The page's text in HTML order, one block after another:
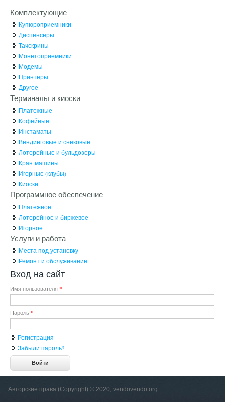
Комплектующие
Купюроприемники
Диспенсеры
Тачскрины
Монетоприемники
Модемы
Принтеры
Другое
Терминалы и киоски
Платежные
Кофейные
Инстаматы
Вендинговые и снековые
Лотерейные и бульдозеры
Кран-машины
Игорные (клубы)
Киоски
Программное обеспечение
Платежное
Лотерейное и биржевое
Игорное
Услуги и работа
Места под установку
Ремонт и обслуживание
Вход на сайт
Имя пользователя *
Пароль *
Регистрация
Забыли пароль?
Авторские права (Copyright) © 2020, vendovendo.org